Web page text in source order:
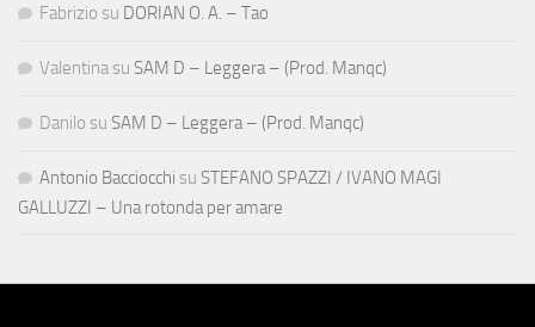
Fabrizio su DORIAN O. A. – Tao
Valentina su SAM D – Leggera – (Prod. Manqc)
Danilo su SAM D – Leggera – (Prod. Manqc)
Antonio Bacciocchi su STEFANO SPAZZI / IVANO MAGI
GALLUZZI – Una rotonda per amare